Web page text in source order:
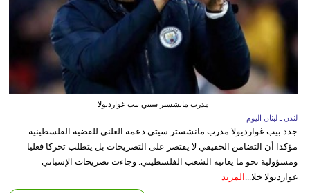
مدرب مانشستر سيتي بيب غوارديولا
لندن ـ لبنان اليوم
جدد بيب غوارديولا مدرب مانشستر سيتي دعمه العلني للقضية الفلسطينية
مؤكدا أن التضامن الحقيقي لا يقتصر على التصريحات بل يتطلب تحركا فعليا
ومسؤولية نحو ما يعانيه الشعب الفلسطيني. وجاءت تصريحات الإسباني
غوارديولا خلا...
المزيد